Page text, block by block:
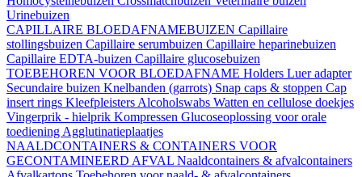
Urinebuizen
CAPILLAIRE BLOEDAFNAMEBUIZEN Capillaire
stollingsbuizen Capillaire serumbuizen Capillaire heparinebuizen
Capillaire EDTA-buizen Capillaire glucosebuizen
TOEBEHOREN VOOR BLOEDAFNAME Holders Luer adapter
Secundaire buizen Knelbanden (garrots) Snap caps & stoppen Cap
insert rings Kleefpleisters Alcoholswabs Watten en cellulose doekjes
Vingerprik - hielprik Kompressen Glucoseoplossing voor orale
toediening Agglutinatieplaatjes
NAALDCONTAINERS & CONTAINERS VOOR
GECONTAMINEERD AFVAL Naaldcontainers & afvalcontainers